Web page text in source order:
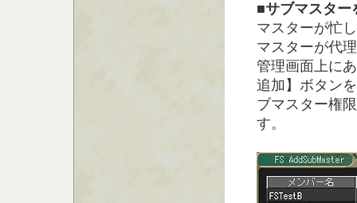
■サブマスター
マスターが忙
マスターが代
管理画面上に
追加】ボタン
ブマスター権
す。